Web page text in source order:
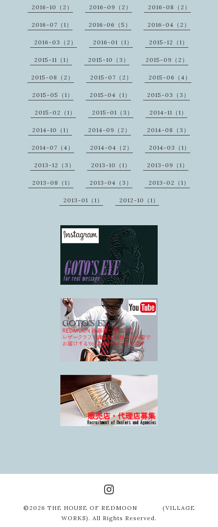
2016-10（2） 2016-09（2） 2016-08（2）
2016-07（1） 2016-06（5） 2016-04（2）
2016-03（2） 2016-01（1） 2015-12（1）
2015-11（1） 2015-10（3） 2015-09（2）
2015-08（2） 2015-07（2） 2015-06（4）
2015-05（1） 2015-04（1） 2015-03（3）
2015-02（1） 2015-01（3） 2014-11（1）
2014-10（1） 2014-09（2） 2014-08（3）
2014-07（4） 2014-04（2） 2014-03（1）
2013-12（3） 2013-10（1） 2013-09（1）
2013-08（1） 2013-04（3） 2013-02（1）
2013-01（1） 2012-10（1）
©2026 THE HOUSE OF REDMOON (VILLAGE
WORKS) . All Rights Reserved.